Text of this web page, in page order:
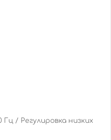
/ Регулировка низких